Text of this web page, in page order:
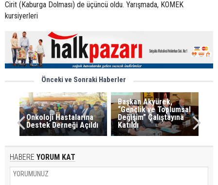
Cirit (Kaburga Dolması) de üçüncü oldu. Yarışmada, KOMEK
kursiyerleri
Önceki ve Sonraki Haberler
Onkoloji Hastalarına
Destek Derneği Açıldı
Başkan Akyürek,
“Gençlik ve Toplumsal
Değişim” Çalıştayına
Katıldı
HABERE YORUM KAT